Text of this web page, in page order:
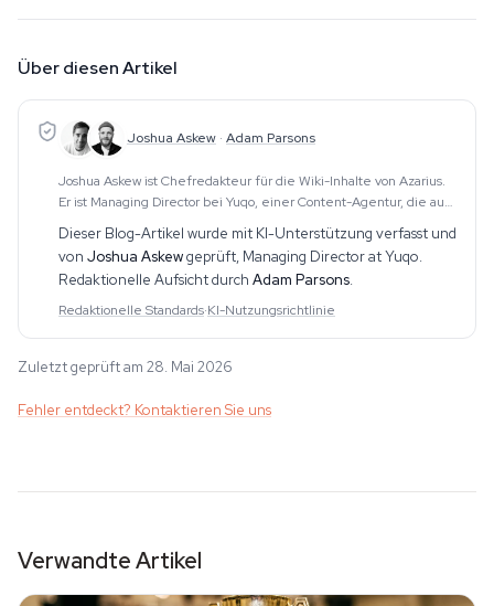
Über diesen Artikel
Joshua Askew · Adam Parsons
Joshua Askew ist Chefredakteur für die Wiki-Inhalte von Azarius.
Er ist Managing Director bei Yuqo, einer Content-Agentur, die auf
und Ethnobotanik in mehreren
Dieser Blog-Artikel wurde mit KI-Unterstützung verfasst und
von Joshua Askewgeprüft, Managing Director at Yuqo.
Redaktionelle Aufsicht durch Adam Parsons.
Redaktionelle Standards·KI-Nutzungsrichtlinie
Zuletzt geprüft am 28. Mai 2026
Fehler entdeckt? Kontaktieren Sie uns
Verwandte Artikel